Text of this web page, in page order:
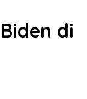
di